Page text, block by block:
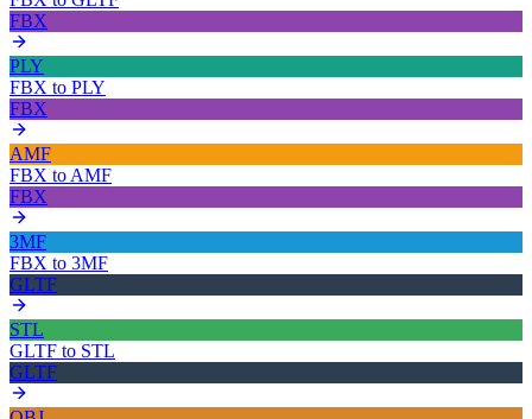
FBX
PLY
FBX to PLY
FBX
AMF
FBX to AMF
FBX
3MF
FBX to 3MF
GLTF
STL
GLTF to STL
GLTF